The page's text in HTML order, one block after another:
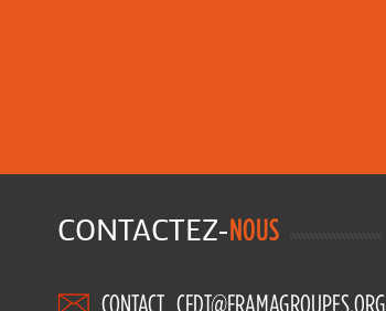
CONTACTEZ-NOUS
CONTACT_CFDT@FRAMAGROUPES.ORG